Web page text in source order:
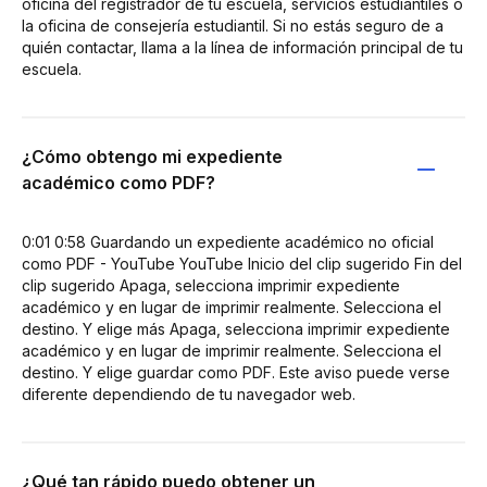
la oficina de consejería estudiantil. Si no estás seguro de a
quién contactar, llama a la línea de información principal de tu
escuela.
¿Cómo obtengo mi expediente
académico como PDF?
0:01 0:58 Guardando un expediente académico no oficial
como PDF - YouTube YouTube Inicio del clip sugerido Fin del
clip sugerido Apaga, selecciona imprimir expediente
académico y en lugar de imprimir realmente. Selecciona el
destino. Y elige más Apaga, selecciona imprimir expediente
académico y en lugar de imprimir realmente. Selecciona el
destino. Y elige guardar como PDF. Este aviso puede verse
diferente dependiendo de tu navegador web.
¿Qué tan rápido puedo obtener un